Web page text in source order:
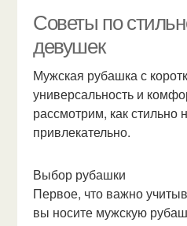
Советы по
девушек
Мужская рубашка с
универсальность и
рассмотрим, как стильно
привлекательно.
Выбор рубашки
Первое, что важно
вы носите мужскую